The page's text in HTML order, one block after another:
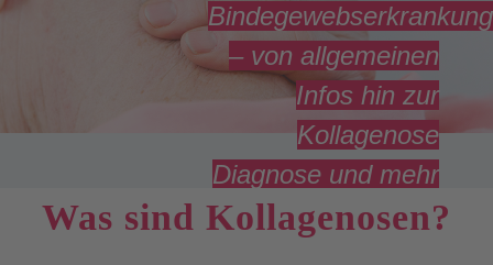
Bindegewebserkrankung
– von allgemeinen
Infos hin zur
Kollagenose
Diagnose und mehr
Was sind Kollagenosen?